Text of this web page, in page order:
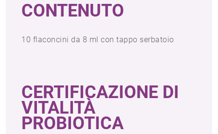
CONTENUTO
10 flaconcini da 8 ml con tappo serbatoio
CERTIFICAZIONE DI
VITALITÀ
PROBIOTICA